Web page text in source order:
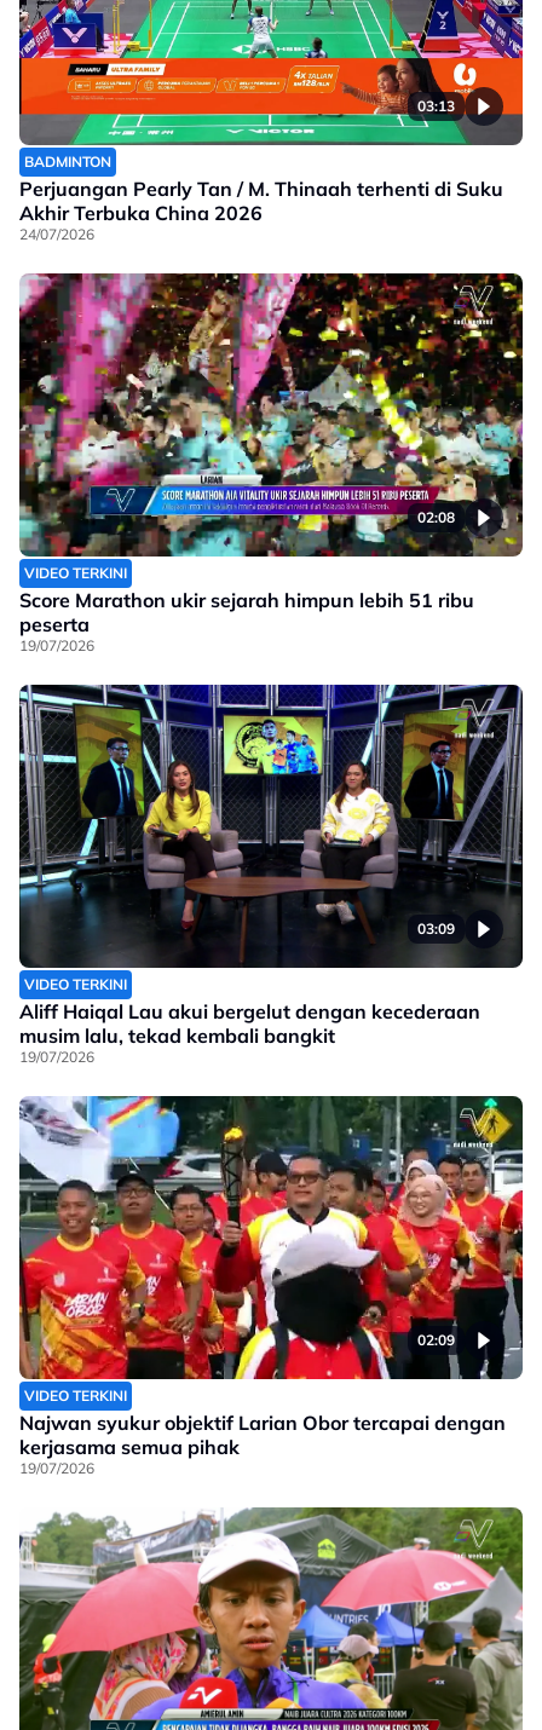
03:13
BADMINTON
Perjuangan Pearly Tan / M. Thinaah terhenti di Suku
Akhir Terbuka China 2026
24/07/2026
02:08
VIDEO TERKINI
Score Marathon ukir sejarah himpun lebih 51 ribu
peserta
19/07/2026
03:09
VIDEO TERKINI
Aliff Haiqal Lau akui bergelut dengan kecederaan
musim lalu, tekad kembali bangkit
19/07/2026
02:09
VIDEO TERKINI
Najwan syukur objektif Larian Obor tercapai dengan
kerjasama semua pihak
19/07/2026